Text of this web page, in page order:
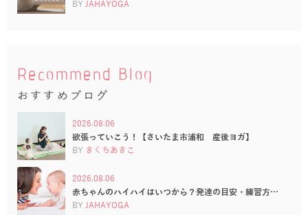
BY JAHAYOGA
Recommend Blog
おすすめブログ
2026.08.06
欲張っていこう！【さいたま市浦和 産後ヨガ】
BY きくちあきこ
2026.08.06
赤ちゃんのハイハイはいつから？発達の目安・練習方…
BY JAHAYOGA